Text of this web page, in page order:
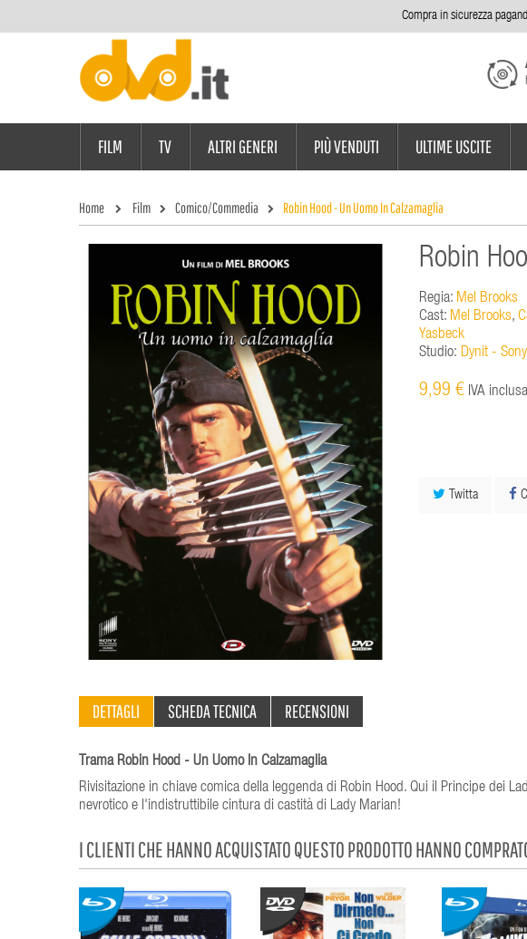
Compra in sicurezza
FILM TV ALTRI GENERI PIÙ VENDUTI ULTIME USCITE
Home Film Comico/Commedia Robin Hood - Un Uomo In Calzamaglia
Robin
Regia: Mel Brooks
Cast: Mel Brooks,
Yasbeck
Studio: Dynit - Sony
9,99 € IVA inclusa
Twitta
DETTAGLI SCHEDA TECNICA RECENSIONI
Trama Robin Hood - Un Uomo In Calzamaglia
Rivisitazione in chiave comica della leggenda di Robin Hood. Qui il Principe dei
nevrotico e l'indistruttibile cintura di castità di Lady Marian!
I CLIENTI CHE HANNO ACQUISTATO QUESTO PRODOTTO HANNO